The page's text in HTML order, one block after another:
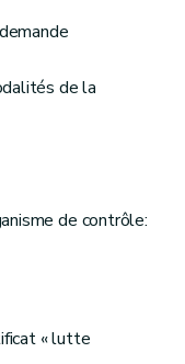
de la
de contrôle:
« lutte